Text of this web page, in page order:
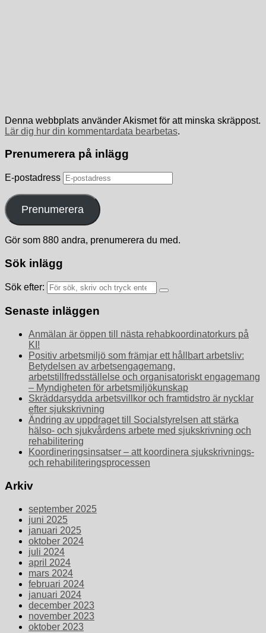
Denna webbplats använder Akismet för att minska skräppost.
Lär dig hur din kommentardata bearbetas.
Prenumerera på inlägg
E-postadress
Prenumerera
Gör som 880 andra, prenumerera du med.
Sök inlägg
Sök efter:
Senaste inläggen
Anmälan är öppen till nästa rehabkoordinatorkurs på
KI!
Positiv arbetsmiljö som främjar ett hållbart arbetsliv:
Betydelsen av arbetsengagemang,
arbetstillfredsställelse och organisatoriskt engagemang
– Myndigheten för arbetsmiljökunskap
Skräddarsydda arbetsvillkor och framtidstro är nycklar
efter sjukskrivning
Ändring av uppdraget till Socialstyrelsen att stärka
hälso- och sjukvårdens arbete med sjukskrivning och
rehabilitering
Koordineringsinsatser – att koordinera sjukskrivnings-
och rehabiliteringsprocessen
Arkiv
september 2025
juni 2025
januari 2025
oktober 2024
juli 2024
april 2024
mars 2024
februari 2024
januari 2024
december 2023
november 2023
oktober 2023